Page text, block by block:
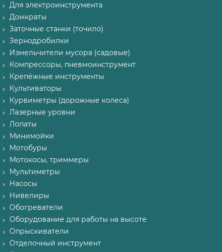
Для электроинструмента
Домкраты
Заточные станки (точило)
Зернодробилки
Измельчители мусора (садовые)
Компрессоры, пневмоинструмент
Крепёжные инструменты
Культиваторы
Курвиметры (дорожные колеса)
Лазерные уровни
Лопаты
Минимойки
Мотобуры
Мотокосы, триммеры
Мультиметры
Насосы
Нивелиры
Обогреватели
Оборудование для работы на высоте
Опрыскиватели
Отделочный инструмент